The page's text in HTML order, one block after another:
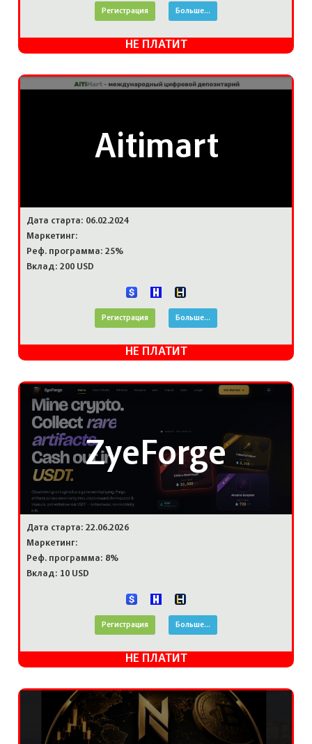
Регистрация Больше...
НЕ ПЛАТИТ
Aitimart
Дата старта: 06.02.2024
Маркетинг:
Реф. программа: 25%
Вклад: 200 USD
Регистрация Больше...
НЕ ПЛАТИТ
ZyeForge
Дата старта: 22.06.2026
Маркетинг:
Реф. программа: 8%
Вклад: 10 USD
Регистрация Больше...
НЕ ПЛАТИТ